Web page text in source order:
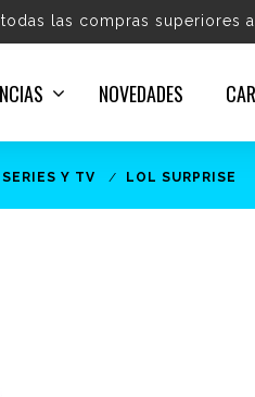
las compras superiores
NOVEDADES
SERIES Y TV LOL SURPRISE